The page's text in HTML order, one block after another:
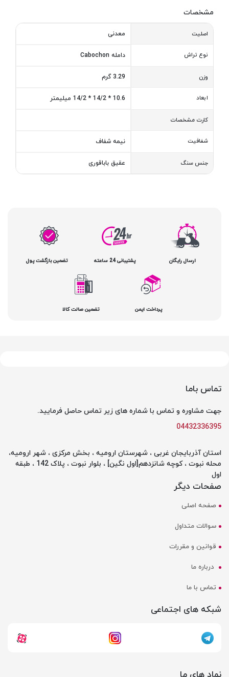
مشخصات
اصلیت معدنی
نوع تراش دامله Cabochon
وزن 3.29 گرم
ابعاد 10.6 * 14/2 * 14/2 میلیمتر
کارت مشخصات
شفافیت نیمه شفاف
جنس سنگ عقیق باباقوری
ارسال رایگان پشتیبانی 24 ساعته تضمین بازگشت پول
پرداخت ایمن تضمین صالت کالا
تماس باما
جهت مشاوره و تماس با شماره های زیر تماس حاصل فرمایید.
04432336395
استان آذربایجان غربی ، شهرستان ارومیه ، بخش مرکزی ، شهر ارومیه،
محله نبوت ، کوچه شانزدهم[اول نگین] ، بلوار نبوت ، پلاک 142 ، طبقه
اول
صفحات دیگر
صفحه اصلی
سوالات متداول
قوانین و مقررات
درباره ما
تماس با ما
شبکه های اجتماعی